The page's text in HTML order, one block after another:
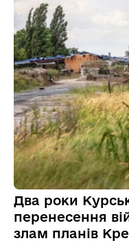
Два роки
перенесення
злам планів